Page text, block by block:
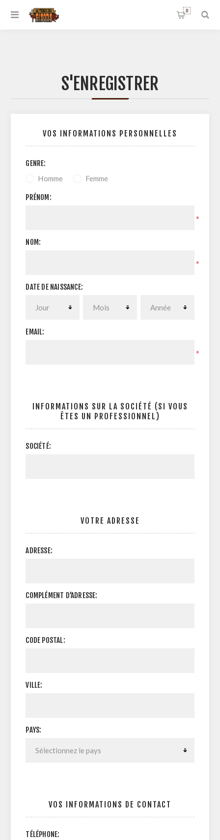
0
S'ENREGISTRER
VOS INFORMATIONS PERSONNELLES
GENRE:
Homme Femme
PRÉNOM:
*
NOM:
*
DATE DE NAISSANCE:
EMAIL:
*
INFORMATIONS SUR LA SOCIÉTÉ (SI VOUS
ÊTES UN PROFESSIONNEL)
SOCIÉTÉ:
VOTRE ADRESSE
ADRESSE:
COMPLÉMENT D'ADRESSE:
CODE POSTAL:
VILLE:
PAYS:
VOS INFORMATIONS DE CONTACT
TÉLÉPHONE: